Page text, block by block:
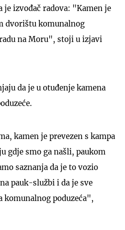
je izvođač radova: "Kamen je
dvorištu komunalnog
na Moru", stoji u izjavi
da je u otuđenje kamena
kamen je prevezen s kampa
gdje smo ga našli, paukom
saznanja da je to vozio
pauk-službi i da je sve
komunalnog poduzeća",